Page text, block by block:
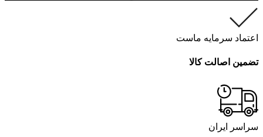
اعتماد سرمایه ماست
تضمین اصالت کالا
سراسر ایران